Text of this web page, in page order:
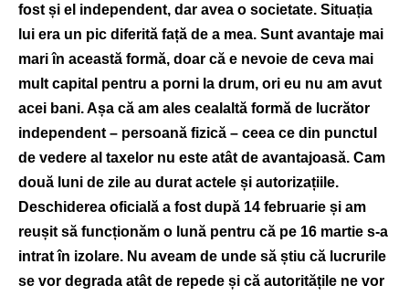
fost și el independent, dar avea o societate. Situația
lui era un pic diferită față de a mea. Sunt avantaje mai
mari în această formă, doar că e nevoie de ceva mai
mult capital pentru a porni la drum, ori eu nu am avut
acei bani. Așa că am ales cealaltă formă de lucrător
independent – persoană fizică – ceea ce din punctul
de vedere al taxelor nu este atât de avantajoasă. Cam
două luni de zile au durat actele și autorizațiile.
Deschiderea oficială a fost după 14 februarie și am
reușit să funcționăm o lună pentru că pe 16 martie s-a
intrat în izolare. Nu aveam de unde să știu că lucrurile
se vor degrada atât de repede și că autoritățile ne vor